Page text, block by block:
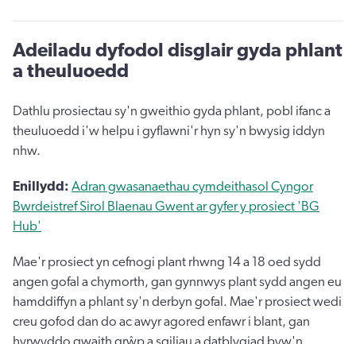
Adeiladu dyfodol disglair gyda phlant
a theuluoedd
Dathlu prosiectau sy'n gweithio gyda phlant, pobl ifanc a
theuluoedd i'w helpu i gyflawni'r hyn sy'n bwysig iddyn
nhw.
Enillydd: Adran gwasanaethau cymdeithasol Cyngor
Bwrdeistref Sirol Blaenau Gwent ar gyfer y prosiect 'BG
Hub'
Mae'r prosiect yn cefnogi plant rhwng 14 a 18 oed sydd
angen gofal a chymorth, gan gynnwys plant sydd angen eu
hamddiffyn a phlant sy'n derbyn gofal. Mae'r prosiect wedi
creu gofod dan do ac awyr agored enfawr i blant, gan